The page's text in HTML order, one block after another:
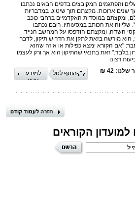
והפתגמים המקובצים בדפים הבאים נכתבו
שנים ארוכות. מקצתם תוך שיטוט במדבריות
ומקצתם במוסדות האקדמיים ברחבי כוכב
שליווה את הכותב במסעותיו. רובם נכתבו
השדה, ומקצתם הודפסו על המחשב הנייד
הוא מורשה בזאת לתקן את הדרוש תיקון, לדברי
"אם הקורא ימצא כפילות או איזה שהוא
בלבד." זאת בתנאי שהתיקון הוא אך ורק לעצמו
רצונו
42 ₪
למידע
נוסף
הוסף לסל
הקוראים